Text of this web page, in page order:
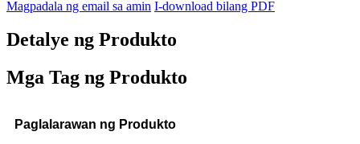
Magpadala ng email sa amin I-download bilang PDF
Detalye ng Produkto
Mga Tag ng Produkto
Paglalarawan ng Produkto